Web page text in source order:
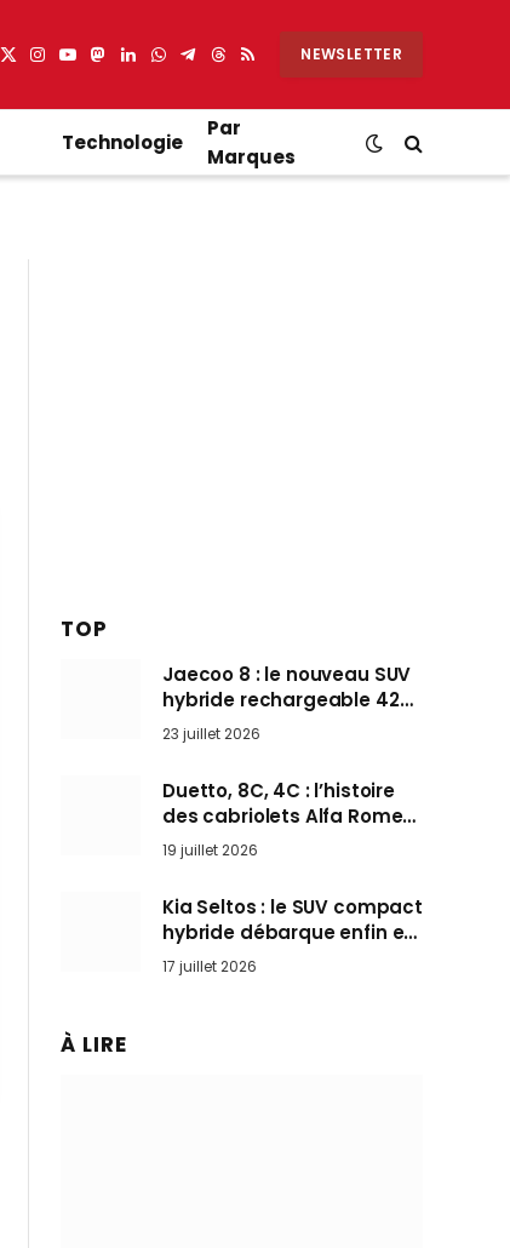
X
Instagram
YouTube
Mastodon
LinkedIn
WhatsApp
Partager
Telegram
Threads
RSS NEWSLETTER
Technologie
Par
Marques
TOP
Jaecoo 8 : le nouveau SUV
hybride rechargeable 428
ch qui vise l’Audi Q7 arrive
en Europe cet automne
23 juillet 2026
Duetto, 8C, 4C : l’histoire
des cabriolets Alfa Romeo,
ces Spider qui ont défini
l’art de rouler cheveux au
vent
19 juillet 2026
Kia Seltos : le SUV compact
hybride débarque enfin en
France pour bousculer les
Nissan Qashqai et Toyota
17 juillet 2026
À LIRE